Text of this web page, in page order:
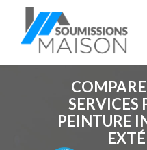
SERVICES
PEINTURE